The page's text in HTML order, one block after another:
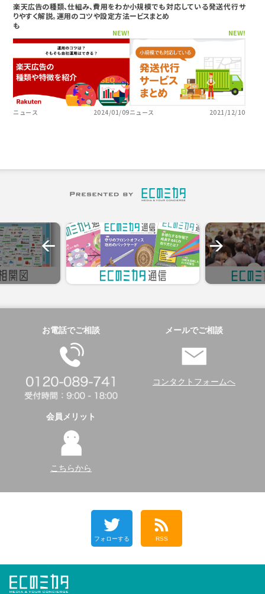
楽天広告の種類、仕組み、費用をわか
りやすく解説。運用のコツや設定方法
も
NEW!
ニュース 2024/01/09
小規模でも対応している発送代行サ
ービスまとめ
NEW!
ニュース 2021/12/10
お電話でご相談 メールでご相談
コンタクトフォームへ
会員メリット
こちらから
フォローする RSS